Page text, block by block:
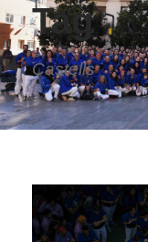
Tag
Castells